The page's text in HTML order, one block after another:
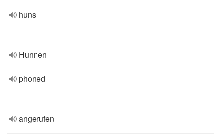
huns
Hunnen
phoned
angerufen